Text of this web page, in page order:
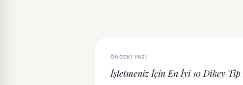
ÖNCEKI YAZI
İşletmeniz İçin En İyi 10 Dikey Tip